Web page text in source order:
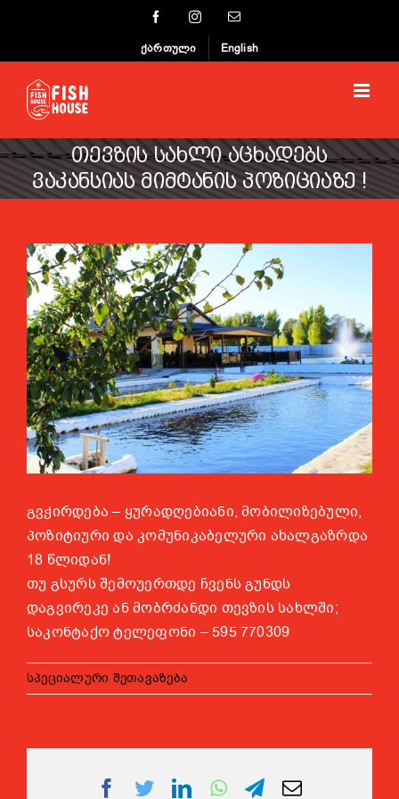
content
FacebookInstagramEmail
ქართული English
ᲗᲔᲕᲖᲘᲡ ᲡᲐᲮᲚᲘ ᲐᲪᲮᲐᲓᲔᲑᲡ
ᲕᲐᲙᲐᲜᲡᲘᲐᲡ ᲛᲘᲛᲢᲐᲜᲘᲡ ᲞᲝᲖᲘᲪᲘᲐᲖᲔ !
View
Larger
Image
გვჭირდება – ყურადღებიანი, მობილიზებული,
პოზიტიური და კომუნიკაბელური ახალგაზრდა
18 წლიდან!
თუ გსურს შემოუერთდე ჩვენს გუნდს
დაგვირეკე ან მობრძანდი თევზის სახლში;
საკონტაქო ტელეფონი – 595 770309
სპეციალური შეთავაზება
Facebook
TwitterLinkedInWhatsApp
Telegram
Email